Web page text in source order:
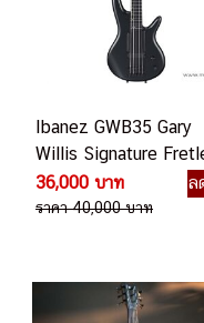
Ibanez GWB35 Gary
Willis Signature
5 Strings เบสไฟฟ้า
36,000 บาท ล
ราคา 40,000 บาท